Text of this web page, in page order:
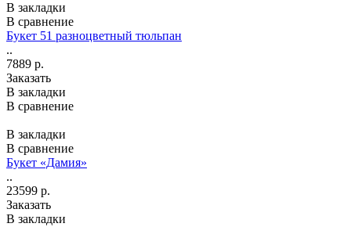
В закладки
В сравнение
Букет 51 разноцветный тюльпан
..
7889 р.
Заказать
В закладки
В сравнение
В закладки
В сравнение
Букет «Дамия»
..
23599 р.
Заказать
В закладки